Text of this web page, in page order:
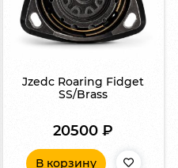
Jzedc Roaring Fidget
SS/Brass
20500₽
В корзину